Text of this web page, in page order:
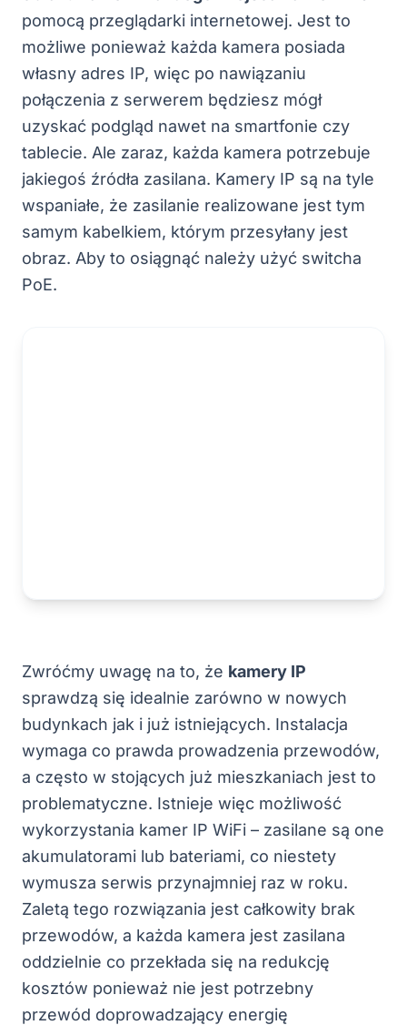
pomocą przeglądarki internetowej. Jest to
możliwe ponieważ każda kamera posiada
własny adres IP, więc po nawiązaniu
połączenia z serwerem będziesz mógł
uzyskać podgląd nawet na smartfonie czy
tablecie. Ale zaraz, każda kamera potrzebuje
jakiegoś źródła zasilana. Kamery IP są na tyle
wspaniałe, że zasilanie realizowane jest tym
samym kabelkiem, którym przesyłany jest
obraz. Aby to osiągnąć należy użyć switcha
PoE.
Zwróćmy uwagę na to, że kamery IP
sprawdzą się idealnie zarówno w nowych
budynkach jak i już istniejących. Instalacja
wymaga co prawda prowadzenia przewodów,
a często w stojących już mieszkaniach jest to
problematyczne. Istnieje więc możliwość
wykorzystania kamer IP WiFi – zasilane są one
akumulatorami lub bateriami, co niestety
wymusza serwis przynajmniej raz w roku.
Zaletą tego rozwiązania jest całkowity brak
przewodów, a każda kamera jest zasilana
oddzielnie co przekłada się na redukcję
kosztów ponieważ nie jest potrzebny
przewód doprowadzający energię